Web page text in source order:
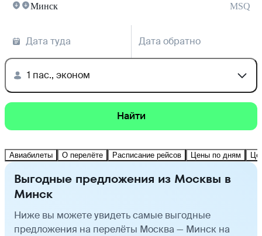
Минск MSQ
Дата туда Дата обратно
1 пас., эконом
Найти
Авиабилеты О перелёте Расписание рейсов Цены по дням
Выгодные предложения из Москвы в
Минск
Ниже вы можете увидеть самые выгодные
предложения на перелёты Москва — Минск на